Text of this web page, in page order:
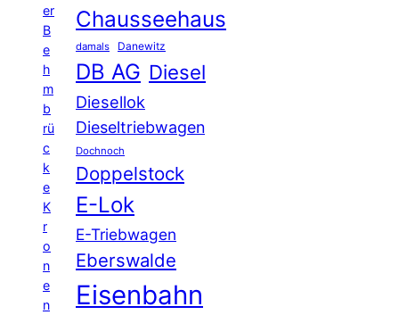
er
B
e
h
m
b
rü
c
k
e
K
r
o
n
e
n
Chausseehaus
damals Danewitz
DB AG Diesel
Diesellok
Dieseltriebwagen
Dochnoch
Doppelstock
E-Lok
E-Triebwagen
Eberswalde
Eisenbahn